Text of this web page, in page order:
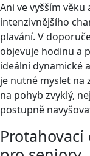
Ani ve vyšším
intenzivnějšího
plavání. V
objevuje hodinu a
ideální dynamické
je nutné myslet na
na pohyb zvyklý,
postupně